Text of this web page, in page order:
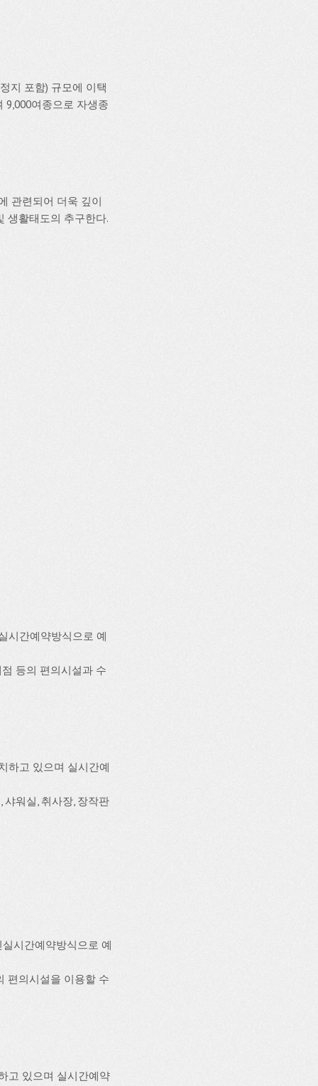
지 포함) 규모에 이택
9,000여종으로 자생종
관련되어 더욱 깊이
생활태도의 추구한다.
시간예약방식으로 예
등의 편의시설과 수
하고 있으며 실시간예
샤워실, 취사장, 장작판
시간예약방식으로 예
편의시설을 이용할 수
고 있으며 실시간예약